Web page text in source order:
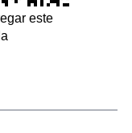
este